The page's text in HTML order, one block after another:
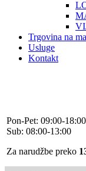
Trgovina na
Usluge
Kontakt
Pon-Pet: 09:00-18:00
Sub: 08:00-13:00
Za narudžbe preko